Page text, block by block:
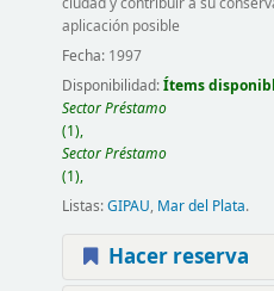
aplicación posible
Fecha:1997
Disponibilidad:Ítems
Sector Préstamo
(1),
Sector Préstamo
(1),
Listas:GIPAU, Mar del Plata.
Hacer reserva